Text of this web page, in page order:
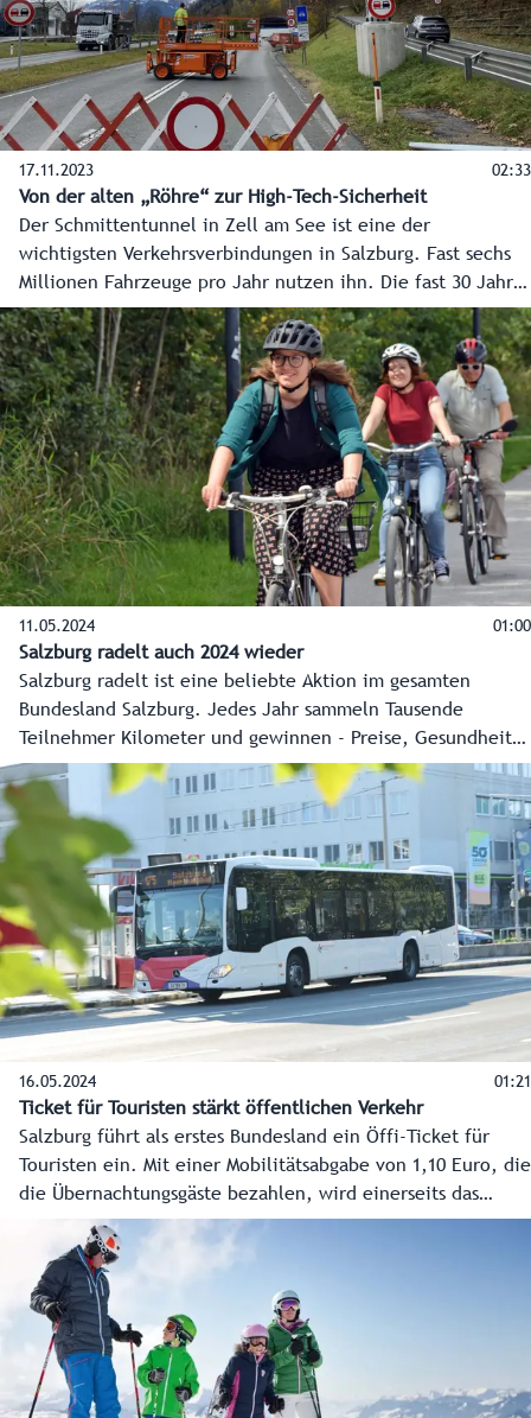
17.11.2023 02:33
Von der alten „Röhre“ zur High-Tech-Sicherheit
Der Schmittentunnel in Zell am See ist eine der
wichtigsten Verkehrsverbindungen in Salzburg. Fast sechs
Millionen Fahrzeuge pro Jahr nutzen ihn. Die fast 30 Jahre
alte „Röhre“ bekam ein Sicherheitsupdate und eine
Generalsanierung, und ab 2024 werden Flucht- und
Rettungsstollen gebaut.
11.05.2024 01:00
Salzburg radelt auch 2024 wieder
Salzburg radelt ist eine beliebte Aktion im gesamten
Bundesland Salzburg. Jedes Jahr sammeln Tausende
Teilnehmer Kilometer und gewinnen - Preise, Gesundheit
und Lebensqualität.
16.05.2024 01:21
Ticket für Touristen stärkt öffentlichen Verkehr
Salzburg führt als erstes Bundesland ein Öffi-Ticket für
Touristen ein. Mit einer Mobilitätsabgabe von 1,10 Euro, die
die Übernachtungsgäste bezahlen, wird einerseits das
Ticket finanziert und andererseits der weitere massive
Ausbau des öffentlichen Verkehrs. Salzburgs Gäste können